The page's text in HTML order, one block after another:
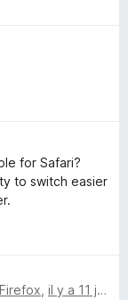
for Safari?
to switch easier
il y a 11 jours